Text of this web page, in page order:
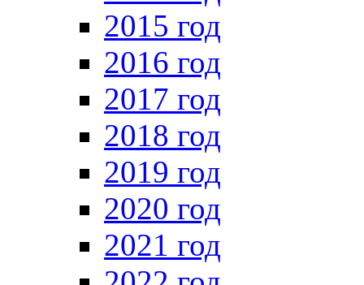
2015 год
2016 год
2017 год
2018 год
2019 год
2020 год
2021 год